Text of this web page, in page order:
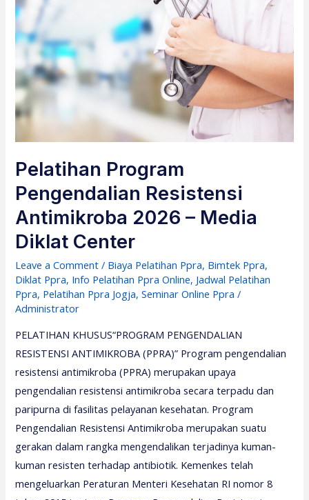
Pelatihan Program
Pengendalian Resistensi
Antimikroba 2026 – Media
Diklat Center
Leave a Comment / Biaya Pelatihan Ppra, Bimtek Ppra,
Diklat Ppra, Info Pelatihan Ppra Online, Jadwal Pelatihan
Ppra, Pelatihan Ppra Jogja,Seminar Online Ppra /
Administrator
PELATIHAN KHUSUS“PROGRAM PENGENDALIAN
RESISTENSI ANTIMIKROBA (PPRA)” Program pengendalian
resistensi antimikroba (PPRA) merupakan upaya
pengendalian resistensi antimikroba secara terpadu dan
paripurna di fasilitas pelayanan kesehatan. Program
Pengendalian Resistensi Antimikroba merupakan suatu
gerakan dalam rangka mengendalikan terjadinya kuman-
kuman resisten terhadap antibiotik. Kemenkes telah
mengeluarkan Peraturan Menteri Kesehatan RI nomor 8